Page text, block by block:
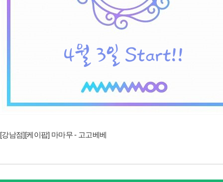
[강남점][케이팝] 마마무 - 고고베베